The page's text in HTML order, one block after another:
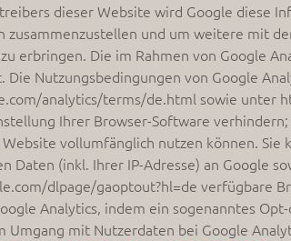
dieser Website wird Google diese
zusammenzustellen und um weitere mit
erbringen. Die im Rahmen von Google
Die Nutzungsbedingungen von Google
analytics/terms/de.html sowie unter
Ihrer Browser-Software
vollumfänglich nutzen können.
Daten (inkl. Ihrer IP-Adresse) an Google
dlpage/gaoptout?hl=de verfügbare
Analytics, indem ein sogenanntes
Umgang mit Nutzerdaten bei Google